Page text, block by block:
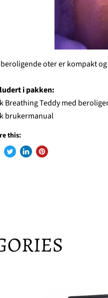
beroligende oter er kompakt
i pakken:
Breathing Teddy med
brukermanual
this: